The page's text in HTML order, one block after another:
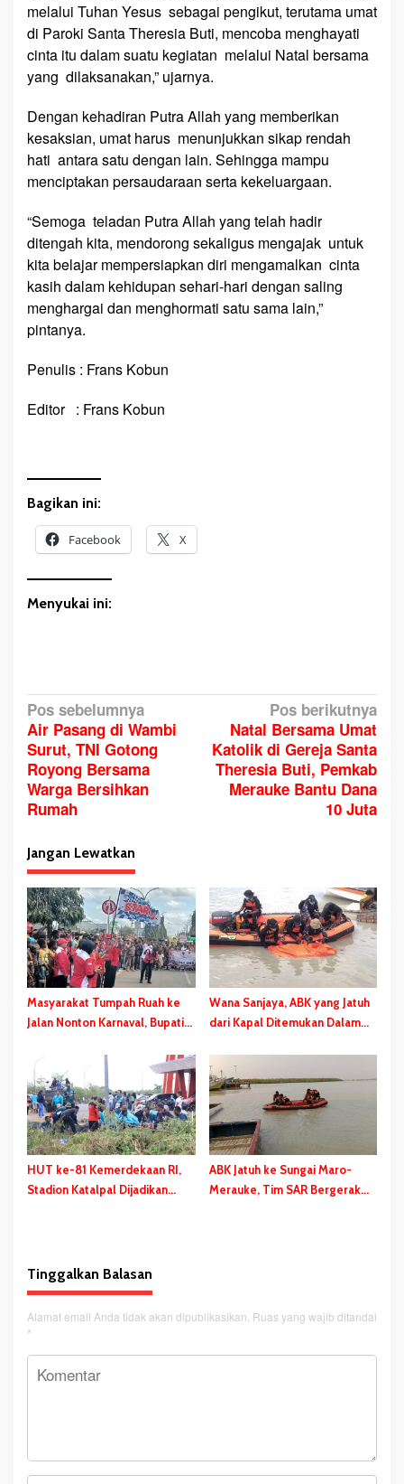
melalui Tuhan Yesus sebagai pengikut, terutama umat
di Paroki Santa Theresia Buti, mencoba menghayati
cinta itu dalam suatu kegiatan melalui Natal bersama
yang dilaksanakan,” ujarnya.
Dengan kehadiran Putra Allah yang memberikan
kesaksian, umat harus menunjukkan sikap rendah
hati antara satu dengan lain. Sehingga mampu
menciptakan persaudaraan serta kekeluargaan.
“Semoga teladan Putra Allah yang telah hadir
ditengah kita, mendorong sekaligus mengajak untuk
kita belajar mempersiapkan diri mengamalkan cinta
kasih dalam kehidupan sehari-hari dengan saling
menghargai dan menghormati satu sama lain,”
pintanya.
Penulis : Frans Kobun
Editor : Frans Kobun
Bagikan ini:
Facebook X
Menyukai ini:
N
a
v
i
g
s
i
p
o
s
Pos sebelumnya
Air Pasang di Wambi
Surut, TNI Gotong
Royong Bersama
Warga Bersihkan
Rumah
Pos berikutnya
Natal Bersama Umat
Katolik di Gereja Santa
Theresia Buti, Pemkab
Merauke Bantu Dana
10 Juta
Jangan Lewatkan
Masyarakat Tumpah Ruah ke
Jalan Nonton Karnaval, Bupati
Identitas
Wana Sanjaya, ABK yang Jatuh
dari Kapal Ditemukan Dalam
HUT ke-81 Kemerdekaan RI,
Stadion Katalpal Dijadikan
ABK Jatuh ke Sungai Maro-
Merauke, Tim SAR Bergerak
Tinggalkan Balasan
Alamat email Anda tidak akan dipublikasikan. Ruas yang wajib ditandai
*